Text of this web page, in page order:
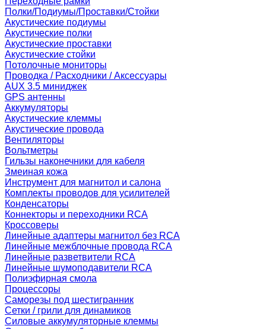
Полки/Подиумы/Проставки/Стойки
Акустические подиумы
Акустические полки
Акустические проставки
Акустические стойки
Потолочные мониторы
Проводка / Расходники / Аксессуары
AUX 3.5 миниджек
GPS антенны
Аккумуляторы
Акустические клеммы
Акустические провода
Вентиляторы
Вольтметры
Гильзы наконечники для кабеля
Змеиная кожа
Инструмент для магнитол и салона
Комплекты проводов для усилителей
Конденсаторы
Коннекторы и переходники RCA
Кроссоверы
Линейные адаптеры магнитол без RCA
Линейные межблочные провода RCA
Линейные разветвители RCA
Линейные шумоподавители RCA
Полиэфирная смола
Процессоры
Саморезы под шестигранник
Сетки / грили для динамиков
Силовые аккумуляторные клеммы